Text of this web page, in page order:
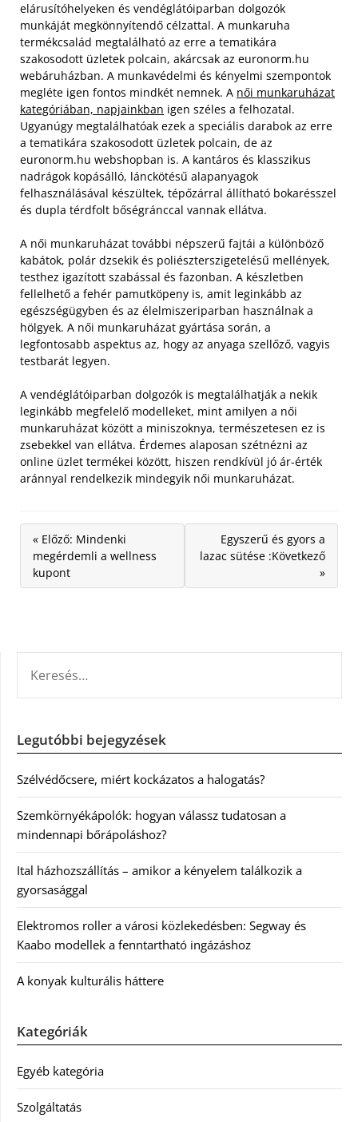
elárusítóhelyeken és vendéglátóiparban dolgozók
munkáját megkönnyítendő célzattal. A munkaruha
termékcsalád megtalálható az erre a tematikára
szakosodott üzletek polcain, akárcsak az euronorm.hu
webáruházban. A munkavédelmi és kényelmi szempontok
megléte igen fontos mindkét nemnek. A női munkaruházat
kategóriában, napjainkban igen széles a felhozatal.
Ugyanúgy megtalálhatóak ezek a speciális darabok az erre
a tematikára szakosodott üzletek polcain, de az
euronorm.hu webshopban is. A kantáros és klasszikus
nadrágok kopásálló, lánckötésű alapanyagok
felhasználásával készültek, tépőzárral állítható bokarésszel
és dupla térdfolt bőségránccal vannak ellátva.
A női munkaruházat további népszerű fajtái a különböző
kabátok, polár dzsekik és poliészterszigetelésű mellények,
testhez igazított szabással és fazonban. A készletben
fellelhető a fehér pamutköpeny is, amit leginkább az
egészségügyben és az élelmiszeriparban használnak a
hölgyek. A női munkaruházat gyártása során, a
legfontosabb aspektus az, hogy az anyaga szellőző, vagyis
testbarát legyen.
A vendéglátóiparban dolgozók is megtalálhatják a nekik
leginkább megfelelő modelleket, mint amilyen a női
munkaruházat között a miniszoknya, természetesen ez is
zsebekkel van ellátva. Érdemes alaposan szétnézni az
online üzlet termékei között, hiszen rendkívül jó ár-érték
aránnyal rendelkezik mindegyik női munkaruházat.
« Előző: Mindenki
megérdemli a wellness
kupont
Egyszerű és gyors a
lazac sütése :Következő
»
Legutóbbi bejegyzések
Szélvédőcsere, miért kockázatos a halogatás?
Szemkörnyékápolók: hogyan válassz tudatosan a
mindennapi bőrápoláshoz?
Ital házhozszállítás – amikor a kényelem találkozik a
gyorsasággal
Elektromos roller a városi közlekedésben: Segway és
Kaabo modellek a fenntartható ingázáshoz
A konyak kulturális háttere
Kategóriák
Egyéb kategória
Szolgáltatás